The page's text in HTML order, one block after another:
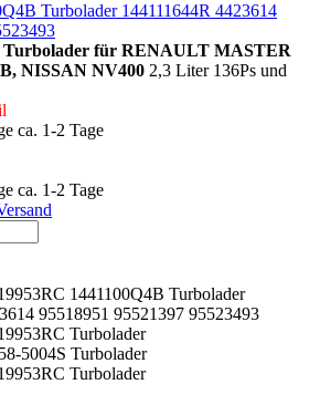
Turbolader 144111644R 4423614
Turbolader für RENAULT MASTER
NISSAN NV400 2,3 Liter 136Ps und
ca. 1-2 Tage
ca. 1-2 Tage